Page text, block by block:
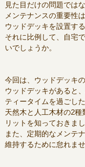
見た目だけの問題では
メンテナンスの重要性
ウッドデッキを設置す
それに比例して、自宅
いでしょうか。
今回は、ウッドデッキ
ウッドデッキがあると
ティータイムを過ごし
天然木と人工木材の2
リットを知っておきまし
また、定期的なメンテ
維持するために怠れませ